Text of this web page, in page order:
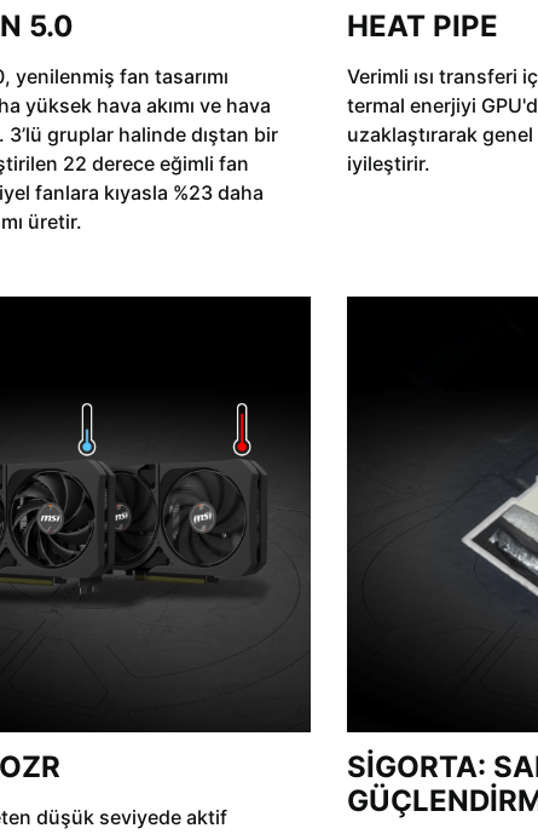
5.0
yenilenmiş fan tasarımı
yüksek hava akımı ve hava
3’lü gruplar halinde dıştan bir
22 derece eğimli fan
fanlara kıyasla %23 daha
üretir.
HEAT PIPE
Verimli ısı transferi
termal enerjiyi
uzaklaştırarak
iyileştirir.
düşük seviyede aktif
SİGORTA: